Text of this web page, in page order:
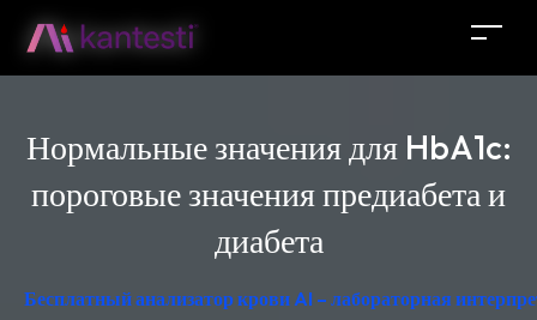
Нормальные значения для HbA1c:
пороговые значения предиабета и
диабета
Бесплатный анализатор крови AI – лабораторная